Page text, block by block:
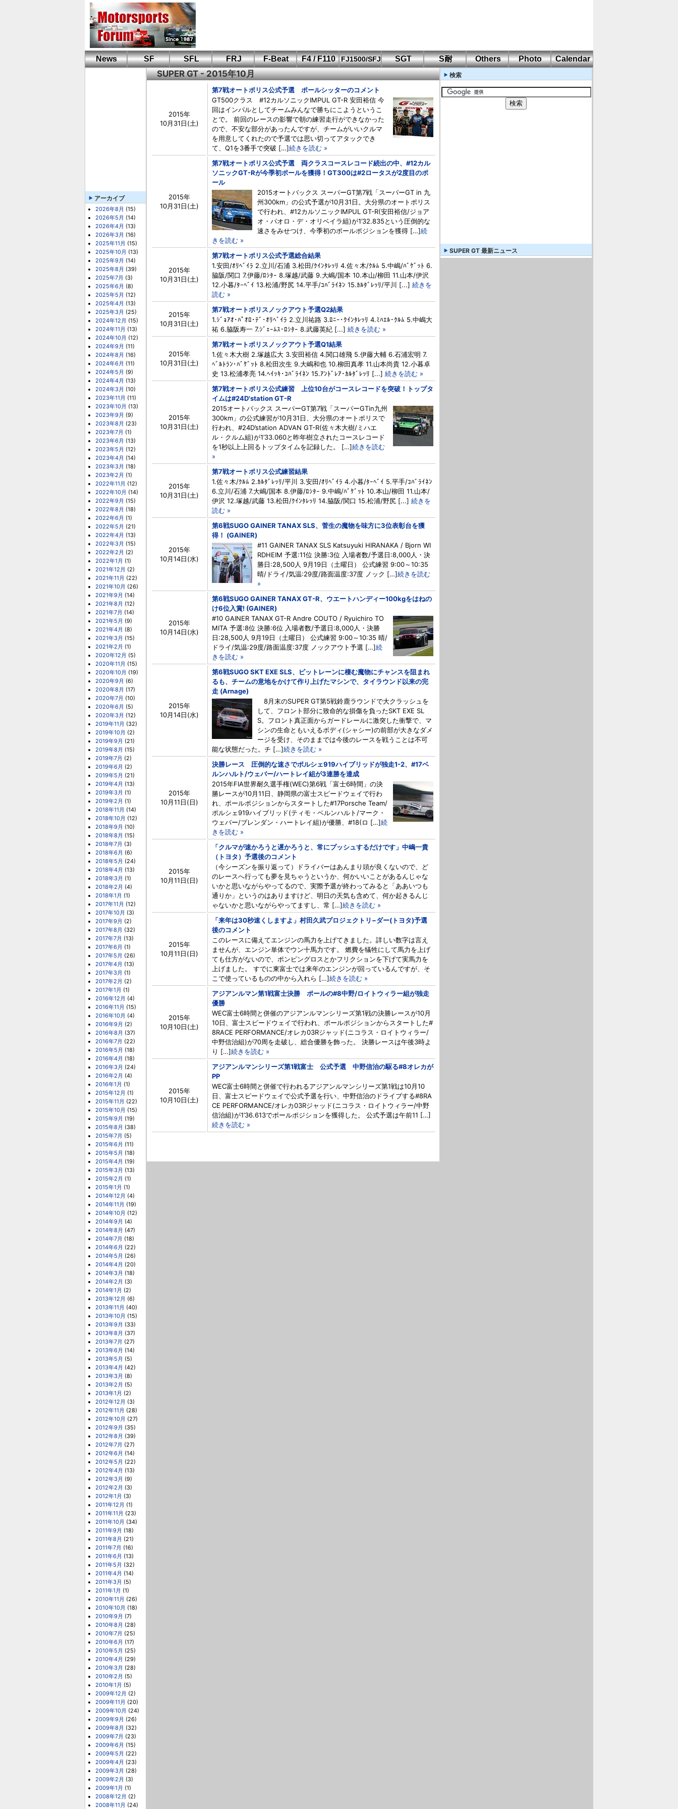
News SF SFL FRJ F-Beat
F4 / F110
FIA-F4
F110 CUP
FJ1500/SFJ
鈴鹿・岡山
もてぎ・菅生
筑波・冨士
Aポリス
SFJ D-Cup
SFJ日本一
SGT S耐 Others Photo Calendar
アーカイブ
2026年8月 (15)
2026年5月 (14)
2026年4月 (13)
2026年3月 (16)
2025年11月 (15)
2025年10月 (13)
2025年9月 (14)
2025年8月 (39)
2025年7月 (3)
2025年6月 (8)
2025年5月 (12)
2025年4月 (13)
2025年3月 (25)
2024年12月 (15)
2024年11月 (13)
2024年10月 (12)
2024年9月 (11)
2024年8月 (16)
2024年6月 (11)
2024年5月 (9)
2024年4月 (13)
2024年3月 (10)
2023年11月 (11)
2023年10月 (13)
2023年9月 (9)
2023年8月 (23)
2023年7月 (1)
2023年6月 (13)
2023年5月 (12)
2023年4月 (14)
2023年3月 (18)
2023年2月 (1)
2022年11月 (12)
2022年10月 (14)
2022年9月 (15)
2022年8月 (18)
2022年6月 (1)
2022年5月 (21)
2022年4月 (13)
2022年3月 (15)
2022年2月 (2)
2022年1月 (1)
2021年12月 (2)
2021年11月 (22)
2021年10月 (26)
2021年9月 (14)
2021年8月 (12)
2021年7月 (14)
2021年5月 (9)
2021年4月 (8)
2021年3月 (15)
2021年2月 (1)
2020年12月 (5)
2020年11月 (15)
2020年10月 (19)
2020年9月 (6)
2020年8月 (17)
2020年7月 (10)
2020年6月 (5)
2020年3月 (12)
2019年11月 (32)
2019年10月 (2)
2019年9月 (21)
2019年8月 (15)
2019年7月 (2)
2019年6月 (2)
2019年5月 (21)
2019年4月 (13)
2019年3月 (1)
2019年2月 (1)
2018年11月 (14)
2018年10月 (12)
2018年9月 (10)
2018年8月 (15)
2018年7月 (3)
2018年6月 (6)
2018年5月 (24)
2018年4月 (13)
2018年3月 (1)
2018年2月 (4)
2018年1月 (1)
2017年11月 (12)
2017年10月 (3)
2017年9月 (2)
2017年8月 (32)
2017年7月 (13)
2017年6月 (1)
2017年5月 (26)
2017年4月 (13)
2017年3月 (1)
2017年2月 (2)
2017年1月 (1)
2016年12月 (4)
2016年11月 (15)
2016年10月 (4)
2016年9月 (2)
2016年8月 (37)
2016年7月 (22)
2016年5月 (18)
2016年4月 (18)
2016年3月 (24)
2016年2月 (4)
2016年1月 (1)
2015年12月 (1)
2015年11月 (22)
2015年10月 (15)
2015年9月 (19)
2015年8月 (38)
2015年7月 (5)
2015年6月 (11)
2015年5月 (18)
2015年4月 (19)
2015年3月 (13)
2015年2月 (1)
2015年1月 (1)
2014年12月 (4)
2014年11月 (19)
2014年10月 (12)
2014年9月 (4)
2014年8月 (47)
2014年7月 (18)
2014年6月 (22)
2014年5月 (26)
2014年4月 (20)
2014年3月 (18)
2014年2月 (3)
2014年1月 (2)
2013年12月 (6)
2013年11月 (40)
2013年10月 (15)
2013年9月 (33)
2013年8月 (37)
2013年7月 (27)
2013年6月 (14)
2013年5月 (5)
2013年4月 (42)
2013年3月 (8)
2013年2月 (5)
2013年1月 (2)
2012年12月 (3)
2012年11月 (28)
2012年10月 (27)
2012年9月 (35)
2012年8月 (39)
2012年7月 (27)
2012年6月 (14)
2012年5月 (22)
2012年4月 (13)
2012年3月 (9)
2012年2月 (3)
2012年1月 (3)
2011年12月 (1)
2011年11月 (23)
2011年10月 (34)
2011年9月 (18)
2011年8月 (21)
2011年7月 (16)
2011年6月 (13)
2011年5月 (32)
2011年4月 (14)
2011年3月 (5)
2011年1月 (1)
2010年11月 (26)
2010年10月 (18)
2010年9月 (7)
2010年8月 (28)
2010年7月 (25)
2010年6月 (17)
2010年5月 (25)
2010年4月 (29)
2010年3月 (28)
2010年2月 (5)
2010年1月 (5)
2009年12月 (2)
2009年11月 (20)
2009年10月 (24)
2009年9月 (26)
2009年8月 (32)
2009年7月 (23)
2009年6月 (15)
2009年5月 (22)
2009年4月 (23)
2009年3月 (28)
2009年2月 (3)
2009年1月 (1)
2008年12月 (2)
2008年11月 (24)
SUPER GT - 2015年10月
2015年
10月31日(土)
第7戦オートポリス公式予選 ポールシッターのコメント
GT500クラス #12カルソニックIMPUL GT-R 安田裕信 今
回はインパルとしてチームみんなで勝ちにこようというこ
とで。 前回のレースの影響で朝の練習走行ができなかった
ので、不安な部分があったんですが、チームがいいクルマ
を用意してくれたので予選では思い切ってアタックでき
て、Q1を3番手で突破 […]続きを読む »
2015年
10月31日(土)
第7戦オートポリス公式予選 両クラスコースレコード続出の中、#12カル
ソニックGT-Rが今季初ポールを獲得！GT300は#2ロータスが2度目のポ
ール
2015オートバックス スーパーGT第7戦「スーパーGT in 九
州300km」の公式予選が10月31日。大分県のオートポリス
で行われ、#12カルソニックIMPUL GT-R(安田裕信/ジョア
オ・パオロ・デ・オリベイラ組)が1’32.835という圧倒的な
速さをみせつけ、今季初のポールポジションを獲得 […]続
きを読む »
2015年
10月31日(土)
第7戦オートポリス公式予選総合結果
1.安田/ｵﾘﾍﾞｲﾗ 2.立川/石浦 3.松田/ｸｲﾝﾀﾚｯﾘ 4.佐々木/ｸﾙﾑ 5.中嶋/ﾊﾞｹﾞｯﾄ 6.
脇阪/関口 7.伊藤/ﾛｼﾀｰ 8.塚越/武藤 9.大嶋/国本 10.本山/柳田 11.山本/伊沢
12.小暮/ﾀｰﾍﾞｲ 13.松浦/野尻 14.平手/ｺﾊﾞﾗｲﾈﾝ 15.ｶﾙﾀﾞﾚｯﾘ/平川 [...] 続きを
読む »
2015年
10月31日(土)
第7戦オートポリスノックアウト予選Q2結果
1.ｼﾞｮｱｵ･ﾊﾟｵﾛ･ﾃﾞ･ｵﾘﾍﾞｲﾗ 2.立川祐路 3.ﾛﾆｰ･ｸｲﾝﾀﾚｯﾘ 4.ﾐﾊｴﾙ･ｸﾙﾑ 5.中嶋大
祐 6.脇阪寿一 7.ｼﾞｪｰﾑｽ･ﾛｼﾀｰ 8.武藤英紀 [...] 続きを読む »
2015年
10月31日(土)
第7戦オートポリスノックアウト予選Q1結果
1.佐々木大樹 2.塚越広大 3.安田裕信 4.関口雄飛 5.伊藤大輔 6.石浦宏明 7.
ﾍﾞﾙﾄﾗﾝ･ﾊﾞｹﾞｯﾄ 8.松田次生 9.大嶋和也 10.柳田真孝 11.山本尚貴 12.小暮卓
史 13.松浦孝亮 14.ﾍｲｯｷ･ｺﾊﾞﾗｲﾈﾝ 15.ｱﾝﾄﾞﾚｱ･ｶﾙﾀﾞﾚｯﾘ [...] 続きを読む »
2015年
10月31日(土)
第7戦オートポリス公式練習 上位10台がコースレコードを突破！トップタ
イムは#24D'station GT-R
2015オートバックス スーパーGT第7戦「スーパーGTin九州
300km」の公式練習が10月31日、大分県のオートポリスで
行われ、#24D’station ADVAN GT-R(佐々木大樹/ミハエ
ル・クルム組)が1’33.060と昨年樹立されたコースレコード
を1秒以上上回るトップタイムを記録した。 […]続きを読む
»
2015年
10月31日(土)
第7戦オートポリス公式練習結果
1.佐々木/ｸﾙﾑ 2.ｶﾙﾀﾞﾚｯﾘ/平川 3.安田/ｵﾘﾍﾞｲﾗ 4.小暮/ﾀｰﾍﾞｲ 5.平手/ｺﾊﾞﾗｲﾈﾝ
6.立川/石浦 7.大嶋/国本 8.伊藤/ﾛｼﾀｰ 9.中嶋/ﾊﾞｹﾞｯﾄ 10.本山/柳田 11.山本/
伊沢 12.塚越/武藤 13.松田/ｸｲﾝﾀﾚｯﾘ 14.脇阪/関口 15.松浦/野尻 [...] 続きを
読む »
2015年
10月14日(水)
第6戦SUGO GAINER TANAX SLS、菅生の魔物を味方に3位表彰台を獲
得！ (GAINER)
#11 GAINER TANAX SLS Katsuyuki HIRANAKA / Bjorn WI
RDHEIM 予選:11位 決勝:3位 入場者数/予選日:8,000人・決
勝日:28,500人 9月19日（土曜日） 公式練習 9:00～10:35
晴/ドライ/気温:29度/路面温度:37度 ノック […]続きを読む
»
2015年
10月14日(水)
第6戦SUGO GAINER TANAX GT-R、ウエートハンディー100kgをはねの
け6位入賞! (GAINER)
#10 GAINER TANAX GT-R Andre COUTO / Ryuichiro TO
MITA 予選:8位 決勝:6位 入場者数/予選日:8,000人・決勝
日:28,500人 9月19日（土曜日） 公式練習 9:00～10:35 晴/
ドライ/気温:29度/路面温度:37度 ノックアウト予選 […]続
きを読む »
2015年
10月14日(水)
第6戦SUGO SKT EXE SLS、ピットレーンに棲む魔物にチャンスを阻まれ
るも、チームの意地をかけて作り上げたマシンで、タイラウンド以来の完
走 (Arnage)
8月末のSUPER GT第5戦鈴鹿ラウンドで大クラッシュを
して、フロント部分に致命的な損傷を負ったSKT EXE SL
S。フロント真正面からガードレールに激突した衝撃で、マ
シンの生命ともいえるボディ(シャシー)の前部が大きなダメ
ージを受け、そのままでは今後のレースを戦うことは不可
能な状態だった。チ […]続きを読む »
2015年
10月11日(日)
決勝レース 圧倒的な速さでポルシェ919ハイブリッドが独走1-2、#17ベ
ルンハルト/ウェバー/ハートレイ組が3連勝を達成
2015年FIA世界耐久選手権(WEC)第6戦「富士6時間」の決
勝レースが10月11日、静岡県の富士スピードウェイで行わ
れ、ポールポジションからスタートした#17Porsche Team/
ポルシェ919ハイブリッド(ティモ・ベルンハルト/マーク・
ウェバー/ブレンダン・ハートレイ組)が優勝、#18(ロ […]続
きを読む »
2015年
10月11日(日)
「クルマが速かろうと遅かろうと、常にプッシュするだけです」中嶋一貴
（トヨタ）予選後のコメント
（今シーズンを振り返って）ドライバーはあんまり頭が良くないので、ど
のレースへ行っても夢を見ちゃうというか、何かいいことがあるんじゃな
いかと思いながらやってるので、実際予選が終わってみると「ああいつも
通りか」というのはありますけど、明日の天気も含めて、何か起きるんじ
ゃないかと思いながらやってますし、常 […]続きを読む »
2015年
10月11日(日)
「来年は30秒速くしますよ」村田久武プロジェクトリ−ダー(トヨタ)予選
後のコメント
このレースに備えてエンジンの馬力を上げてきました。詳しい数字は言え
ませんが、エンジン単体でウン十馬力です。 燃費を犠牲にして馬力を上げ
ても仕方がないので、ポンピングロスとかフリクションを下げて実馬力を
上げました。 すでに東富士では来年のエンジンが回っているんですが、そ
こで使っているものの中から入れら […]続きを読む »
2015年
10月10日(土)
アジアンルマン第1戦富士決勝 ポールの#8中野/ロイトウィラー組が独走
優勝
WEC富士6時間と併催のアジアンルマンシリーズ第1戦の決勝レースが10月
10日、富士スピードウェイで行われ、ポールポジションからスタートした#
8RACE PERFORMANCE/オレカ03Rジャッド(ニコラス・ロイトウィラー/
中野信治組)が70周を走破し、総合優勝を飾った。 決勝レースは午後3時よ
り […]続きを読む »
2015年
10月10日(土)
アジアンルマンシリーズ第1戦富士 公式予選 中野信治の駆る#8オレカが
PP
WEC富士6時間と併催で行われるアジアンルマンシリーズ第1戦は10月10
日、富士スピードウェイで公式予選を行い、中野信治のドライブする#8RA
CE PERFORMANCE/オレカ03Rジャッド(ニコラス・ロイトウィラー/中野
信治組)が1’36.613でポールポジションを獲得した。 公式予選は午前11 […]
続きを読む »
検索
SUPER GT 最新ニュース